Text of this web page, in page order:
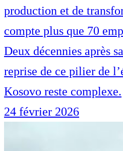
production et de
compte plus que 70
Deux décennies après
reprise de ce pilier de
Kosovo reste complexe.
24 février 2026